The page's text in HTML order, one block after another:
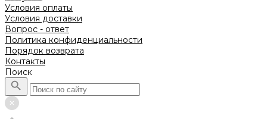
Условия оплаты
Условия доставки
Вопрос - ответ
Политика конфиденциальности
Порядок возврата
Контакты
Поиск